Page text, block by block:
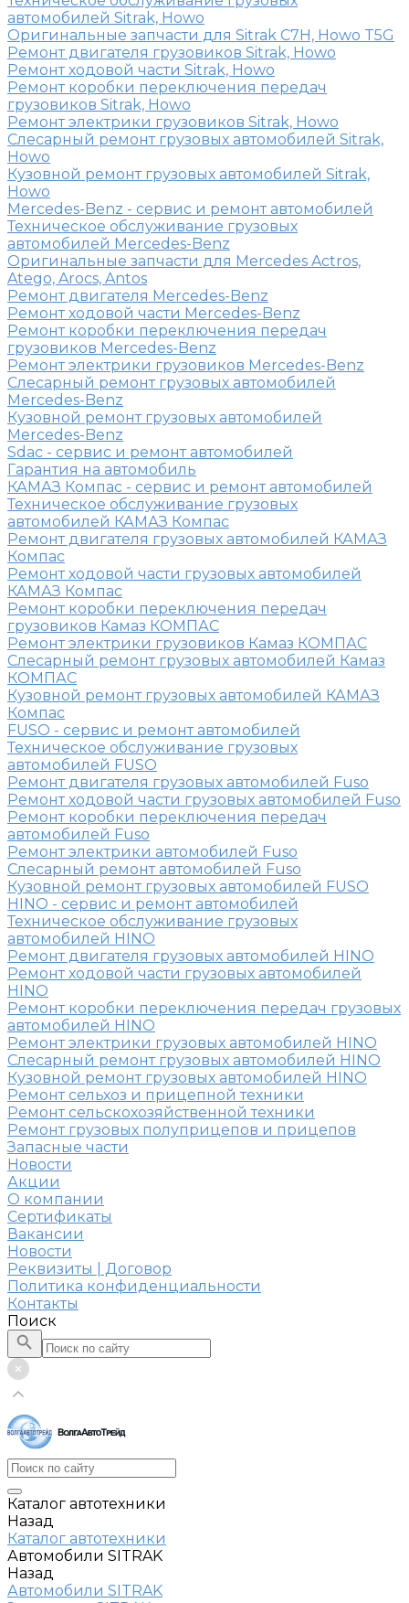
автомобилей Sitrak, Howo
Оригинальные запчасти для Sitrak C7H, Howo T5G
Ремонт двигателя грузовиков Sitrak, Howo
Ремонт ходовой части Sitrak, Howo
Ремонт коробки переключения передач
грузовиков Sitrak, Howo
Ремонт электрики грузовиков Sitrak, Howo
Слесарный ремонт грузовых автомобилей Sitrak,
Howo
Кузовной ремонт грузовых автомобилей Sitrak,
Howo
Mercedes-Benz - сервис и ремонт автомобилей
Техническое обслуживание грузовых
автомобилей Mercedes-Benz
Оригинальные запчасти для Mercedes Actros,
Atego, Arocs, Antos
Ремонт двигателя Mercedes-Benz
Ремонт ходовой части Mercedes-Benz
Ремонт коробки переключения передач
грузовиков Mercedes-Benz
Ремонт электрики грузовиков Mercedes-Benz
Слесарный ремонт грузовых автомобилей
Mercedes-Benz
Кузовной ремонт грузовых автомобилей
Mercedes-Benz
Sdac - сервис и ремонт автомобилей
Гарантия на автомобиль
КАМАЗ Компас - сервис и ремонт автомобилей
Техническое обслуживание грузовых
автомобилей КАМАЗ Компас
Ремонт двигателя грузовых автомобилей КАМАЗ
Компас
Ремонт ходовой части грузовых автомобилей
КАМАЗ Компас
Ремонт коробки переключения передач
грузовиков Камаз КОМПАС
Ремонт электрики грузовиков Камаз КОМПАС
Слесарный ремонт грузовых автомобилей Камаз
КОМПАС
Кузовной ремонт грузовых автомобилей КАМАЗ
Компас
FUSO - сервис и ремонт автомобилей
Техническое обслуживание грузовых
автомобилей FUSO
Ремонт двигателя грузовых автомобилей Fuso
Ремонт ходовой части грузовых автомобилей Fuso
Ремонт коробки переключения передач
автомобилей Fuso
Ремонт электрики автомобилей Fuso
Слесарный ремонт автомобилей Fuso
Кузовной ремонт грузовых автомобилей FUSO
HINO - сервис и ремонт автомобилей
Техническое обслуживание грузовых
автомобилей HINO
Ремонт двигателя грузовых автомобилей HINO
Ремонт ходовой части грузовых автомобилей
HINO
Ремонт коробки переключения передач грузовых
автомобилей HINO
Ремонт электрики грузовых автомобилей HINO
Слесарный ремонт грузовых автомобилей HINO
Кузовной ремонт грузовых автомобилей HINO
Ремонт сельхоз и прицепной техники
Ремонт сельскохозяйственной техники
Ремонт грузовых полуприцепов и прицепов
Запасные части
Новости
Акции
О компании
Сертификаты
Вакансии
Новости
Реквизиты | Договор
Политика конфиденциальности
Контакты
Поиск
Каталог автотехники
Назад
Каталог автотехники
Автомобили SITRAK
Назад
Автомобили SITRAK